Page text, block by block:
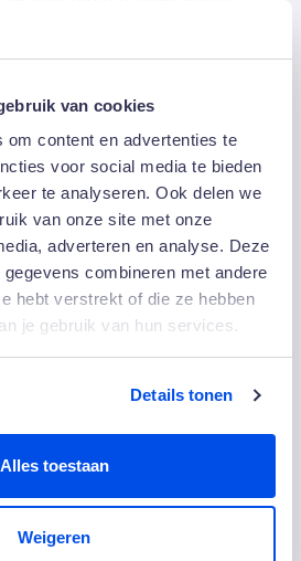
van cookies
om content en advertenties te
voor social media te bieden
te analyseren. Ook delen we
van onze site met onze
adverteren en analyse. Deze
combineren met andere
hebt verstrekt of die ze hebben
je gebruik van hun services.
Details tonen
Alles toestaan
Weigeren
ook